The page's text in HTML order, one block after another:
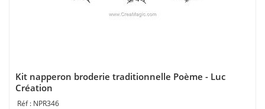
Kit napperon broderie traditionnelle Poème - Luc
Création
NPR346